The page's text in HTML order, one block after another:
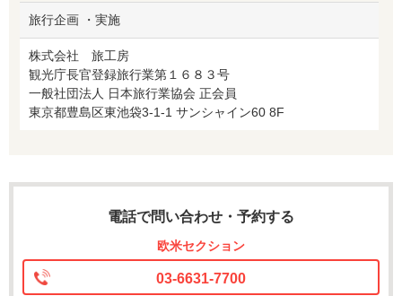
旅行企画 ・実施
株式会社 旅工房
観光庁長官登録旅行業第１６８３号
一般社団法人 日本旅行業協会 正会員
東京都豊島区東池袋3-1-1 サンシャイン60 8F
電話で問い合わせ・予約する
欧米セクション
03-6631-7700